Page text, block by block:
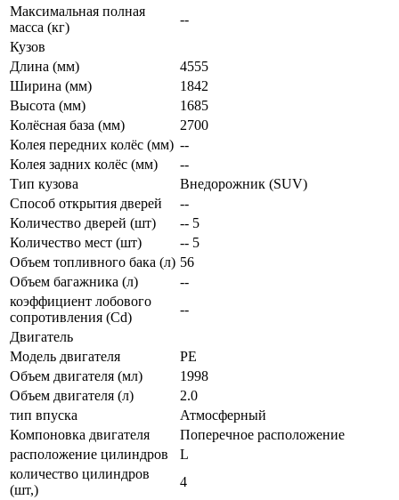
Максимальная полная
масса (кг)
--
Кузов
Длина (мм)
4555
Ширина (мм)
1842
Высота (мм)
1685
Колёсная база (мм)
2700
Колея передних колёс (мм) --
Колея задних колёс (мм)
--
Тип кузова
Внедорожник (SUV)
Способ открытия дверей
--
Количество дверей (шт)
-- 5
Количество мест (шт)
-- 5
Объем топливного бака (л) 56
Объем багажника (л)
--
коэффициент лобового
сопротивления (Cd)
--
Двигатель
Модель двигателя
PE
Объем двигателя (мл)
1998
Объем двигателя (л)
2.0
тип впуска
Атмосферный
Компоновка двигателя
Поперечное расположение
расположение цилиндров
L
количество цилиндров
(шт,)
4